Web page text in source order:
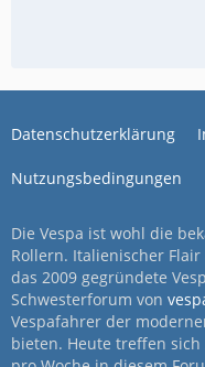
Datenschutzerklärung
Nutzungsbedingungen
Die Vespa ist wohl die
Rollern. Italienischer
das 2009 gegründete
Schwesterforum von
Vespafahrer der
bieten. Heute treffen sich